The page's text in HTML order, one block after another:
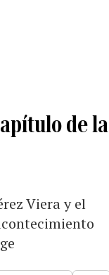
de la
Viera y el